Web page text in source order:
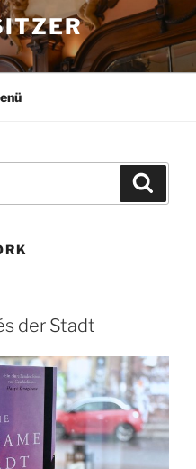
der Stadt